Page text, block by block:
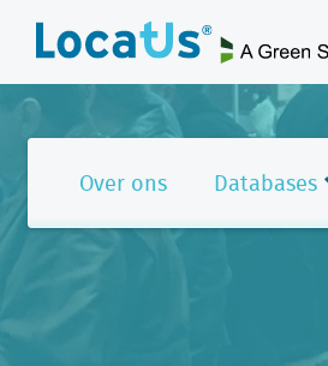
Over ons Databases